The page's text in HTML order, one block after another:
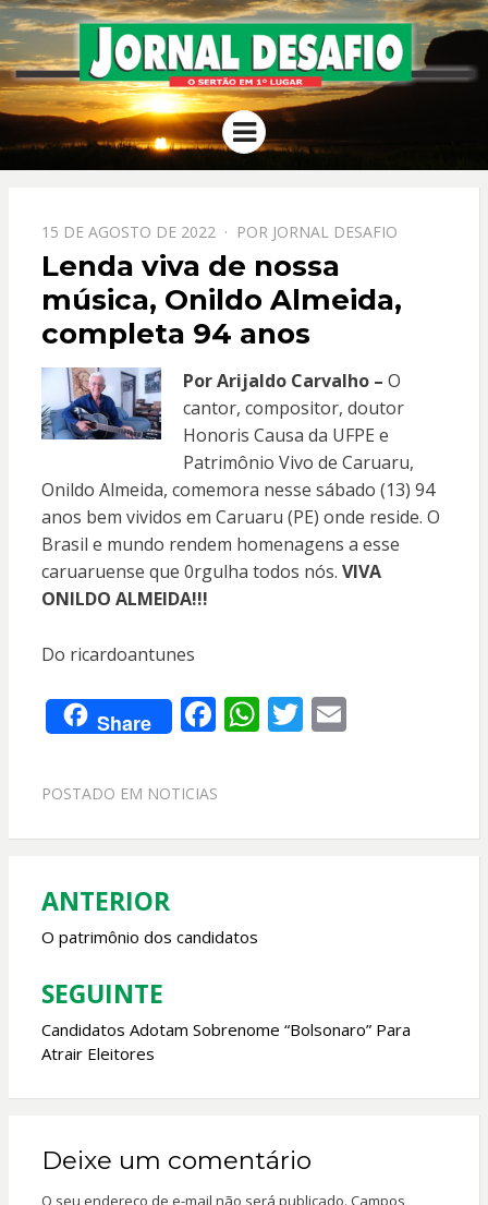
JORNAL
DESAFIO
O Sertão em 1º Lugar
Menu
PPOSTADO
EM
15 DE AGOSTO DE 2022 POR JORNAL DESAFIO
Lenda viva de nossa
música, Onildo Almeida,
completa 94 anos
Por Arijaldo Carvalho – O
cantor, compositor, doutor
Honoris Causa da UFPE e
Patrimônio Vivo de Caruaru,
Onildo Almeida, comemora nesse sábado (13) 94
anos bem vividos em Caruaru (PE) onde reside. O
Brasil e mundo rendem homenagens a esse
caruaruense que 0rgulha todos nós. VIVA
ONILDO ALMEIDA!!!
Do ricardoantunes
Share F
e
o
k
W
A
T E
POSTADO EM NOTICIAS
Navegação
de
Post
ANTERIOR
O patrimônio dos candidatos
SEGUINTE
Candidatos Adotam Sobrenome “Bolsonaro” Para
Atrair Eleitores
Deixe um comentário
O seu endereço de e-mail não será publicado. Campos